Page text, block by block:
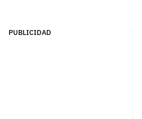
PUBLICIDAD